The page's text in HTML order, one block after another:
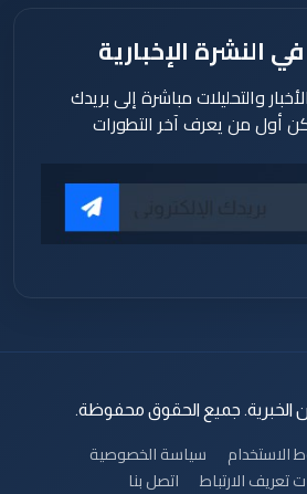
النشرة الإخبارية
والتحليلات مباشرة إلى بريدك
أول من يعرف آخر التطورات
الاستخدام
سياسة الخصوصية
الارتباط
اتصل بنا